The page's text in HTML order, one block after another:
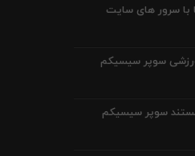
با سرور های سایت
سوپر سیسیکم
سوپر سیسیکم